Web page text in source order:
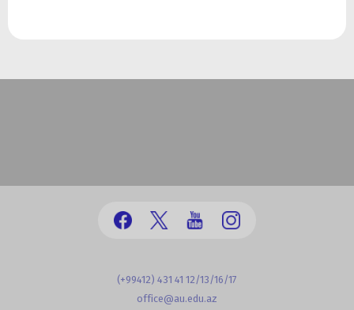
(+99412) 431 41 12/13/16/17
office@au.edu.az